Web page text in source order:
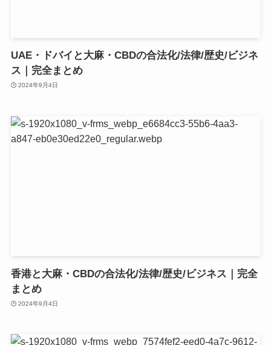
UAE・ドバイと大麻・CBDの合法化/法律/歴史/ビジネ
ス｜完全まとめ
2024年9月4日
香港と大麻・CBDの合法化/法律/歴史/ビジネス｜完全
まとめ
2024年9月4日